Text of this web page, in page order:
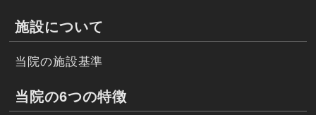
施設について
当院の施設基準
当院の6つの特徴